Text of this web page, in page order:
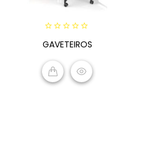
out
5
GAVETEIROS